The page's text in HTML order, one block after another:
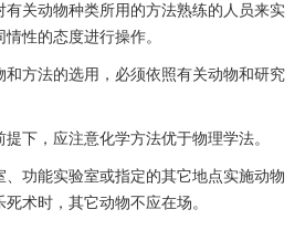
关动物种类所用的方法熟练的人员来实
性的态度进行操作。
方法的选用，必须依照有关动物和研究
下，应注意化学方法优于物理学法。
功能实验室或指定的其它地点实施动物
术时，其它动物不应在场。